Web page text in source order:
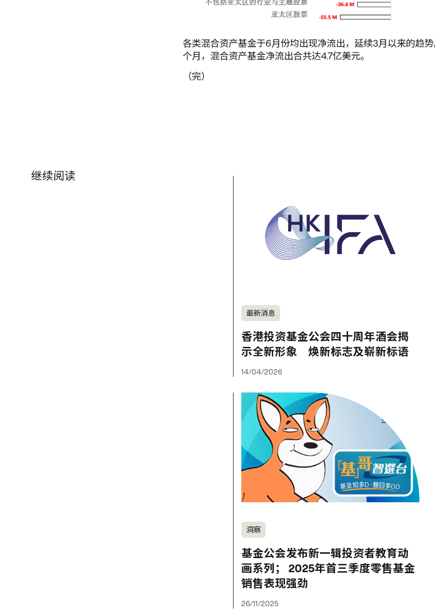
各类混合资产基金于6月份均出现净流出，延续3月以来的趋
个月，混合资产基金净流出合共达4.7亿美元。
（完）
继续阅读
最新消息
香港投资基金公会四十周年酒会揭
示全新形象 焕新标志及崭新标语
14/04/2026
洞察
基金公会发布新一辑投资者教育动
画系列； 2025年首三季度零售基金
销售表现强劲
26/11/2025